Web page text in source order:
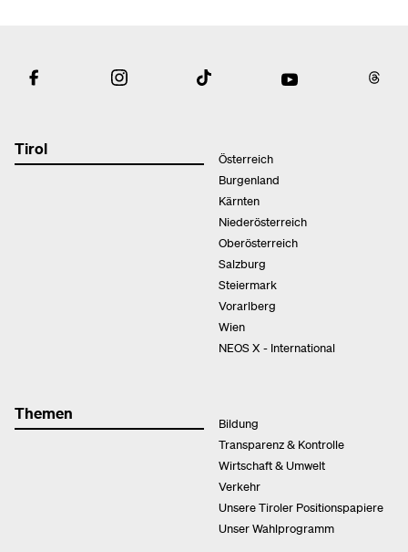
Tirol
Österreich
Burgenland
Kärnten
Niederösterreich
Oberösterreich
Salzburg
Steiermark
Vorarlberg
Wien
NEOS X - International
Themen
Bildung
Transparenz & Kontrolle
Wirtschaft & Umwelt
Verkehr
Unsere Tiroler Positionspapiere
Unser Wahlprogramm